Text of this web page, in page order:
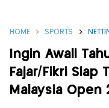
HOME SPORTS
Ingin Awali
Fajar/Fikri Siap
Malaysia Open